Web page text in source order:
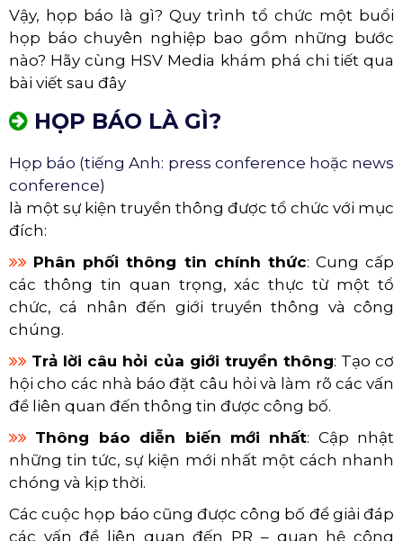
Vậy, họp báo là gì? Quy trình tổ chức một buổi
họp báo chuyên nghiệp bao gồm những bước
nào? Hãy cùng HSV Media khám phá chi tiết qua
bài viết sau đây
HỌP BÁO LÀ GÌ?
Họp báo (tiếng Anh: press conference hoặc news
conference)
là một sự kiện truyền thông được tổ chức với mục
đích:
Phân phối thông tin chính thức: Cung cấp
các thông tin quan trọng, xác thực từ một tổ
chức, cá nhân đến giới truyền thông và công
chúng.
Trả lời câu hỏi của giới truyền thông: Tạo cơ
hội cho các nhà báo đặt câu hỏi và làm rõ các vấn
đề liên quan đến thông tin được công bố.
Thông báo diễn biến mới nhất: Cập nhật
những tin tức, sự kiện mới nhất một cách nhanh
chóng và kịp thời.
Các cuộc họp báo cũng được công bố để giải đáp
các vấn đề liên quan đến PR – quan hệ công